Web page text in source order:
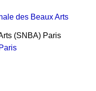
des Beaux Arts
(SNBA) Paris